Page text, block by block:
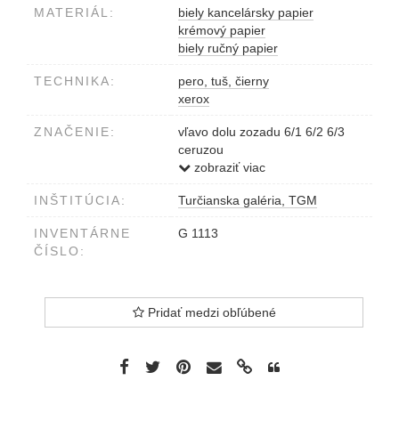
MATERIÁL:
biely kancelársky papier
krémový papier
biely ručný papier
TECHNIKA:
pero, tuš, čierny
xerox
ZNAČENIE:
vľavo dolu zozadu 6/1 6/2 6/3
ceruzou
vstrede dolu zozadu D. Chatrný
zobraziť viac
INŠTITÚCIA: Turčianska galéria, TGM
INVENTÁRNE
ČÍSLO:
G 1113
Pridať medzi obľúbené